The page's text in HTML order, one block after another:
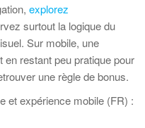
explorez
surtout la logique du
Sur mobile, une
restant peu pratique pour
une règle de bonus.